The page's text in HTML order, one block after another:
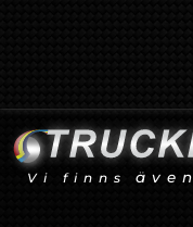
Vi finns även